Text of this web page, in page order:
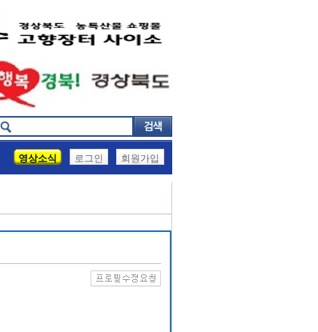
영상소식 로그인 회원가입